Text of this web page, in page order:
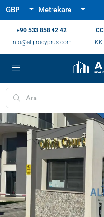
GBP Metrekare
‪+90 533 858 42 42‬
info@allprocyprus.com